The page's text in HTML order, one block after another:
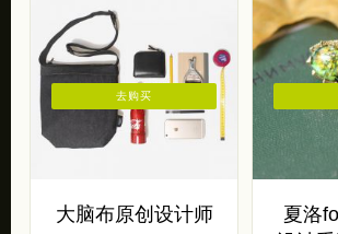
大脑布原创设计师
去购买
夏洛